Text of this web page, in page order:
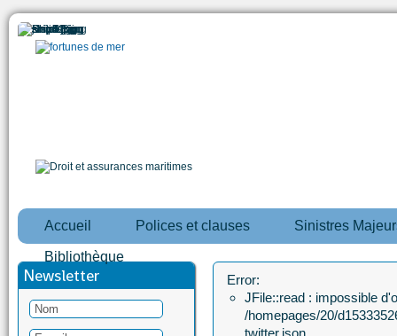
Accueil Polices et clauses Sinistres
Bibliothèque
Newsletter
Error:
JFile::read : impossible
/homepages/20/
twitter.json